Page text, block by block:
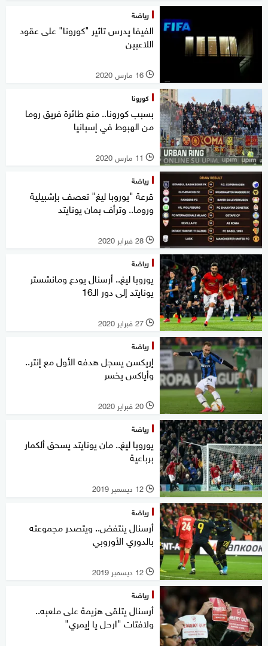
رياضة
الفيفا يدرس تاثير "كورونا" على عقود
اللاعبين
l 16 مارس 2020
كورونا
بسبب كورونا.. منع طائرة فريق روما
من الهبوط في إسبانيا
l 11 مارس 2020
رياضة
قرعة "يوروبا ليغ" تعصف بإشبيلية
وروما.. وترأف بمان يونايتد
l 28 فبراير 2020
رياضة
يوروبا ليغ.. أرسنال يودع ومانشستر
يونايتد إلى دور الـ16
l 27 فبراير 2020
رياضة
إريكسن يسجل هدفه الأول مع إنتر..
وأياكس يخسر
l 20 فبراير 2020
رياضة
يوروبا ليغ.. مان يونايتد يسحق ألكمار
برباعية
l 12 ديسمبر 2019
رياضة
أرسنال ينتفض.. ويتصدر مجموعته
بالدوري الأوروبي
l 12 ديسمبر 2019
رياضة
أرسنال يتلقى هزيمة على ملعبه..
ولافتات "ارحل يا إيمري"